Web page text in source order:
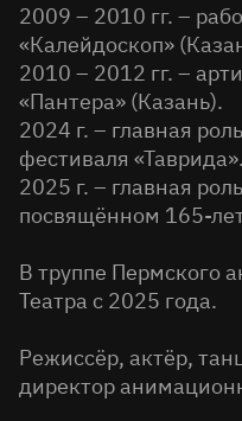
2009 – 2010 гг. –
«Калейдоскоп»
2010 – 2012 гг. –
«Пантера» (Казань).
2024 г. – главная
фестиваля «Таврида».
2025 г. – главная
посвящённом 165-
В труппе Пермского
Театра с 2025 года.
Режиссёр, актёр,
директор